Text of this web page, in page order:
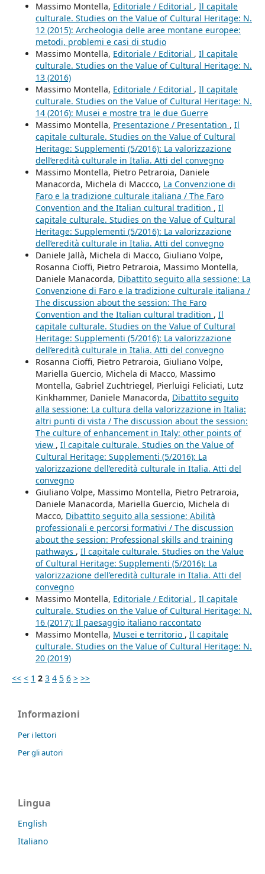
Massimo Montella, Editoriale / Editorial , Il capitale
culturale. Studies on the Value of Cultural Heritage: N.
12 (2015): Archeologia delle aree montane europee:
metodi, problemi e casi di studio
Massimo Montella, Editoriale / Editorial , Il capitale
culturale. Studies on the Value of Cultural Heritage: N.
13 (2016)
Massimo Montella, Editoriale / Editorial , Il capitale
culturale. Studies on the Value of Cultural Heritage: N.
14 (2016): Musei e mostre tra le due Guerre
Massimo Montella, Presentazione / Presentation , Il
capitale culturale. Studies on the Value of Cultural
Heritage: Supplementi (5/2016): La valorizzazione
dell’eredità culturale in Italia. Atti del convegno
Massimo Montella, Pietro Petraroia, Daniele
Manacorda, Michela di Maccco, La Convenzione di
Faro e la tradizione culturale italiana / The Faro
Convention and the Italian cultural tradition , Il
capitale culturale. Studies on the Value of Cultural
Heritage: Supplementi (5/2016): La valorizzazione
dell’eredità culturale in Italia. Atti del convegno
Daniele Jallà, Michela di Macco, Giuliano Volpe,
Rosanna Cioffi, Pietro Petraroia, Massimo Montella,
Daniele Manacorda, Dibattito seguito alla sessione: La
Convenzione di Faro e la tradizione culturale italiana /
The discussion about the session: The Faro
Convention and the Italian cultural tradition , Il
capitale culturale. Studies on the Value of Cultural
Heritage: Supplementi (5/2016): La valorizzazione
dell’eredità culturale in Italia. Atti del convegno
Rosanna Cioffi, Pietro Petraroia, Giuliano Volpe,
Mariella Guercio, Michela di Macco, Massimo
Montella, Gabriel Zuchtriegel, Pierluigi Feliciati, Lutz
Kinkhammer, Daniele Manacorda, Dibattito seguito
alla sessione: La cultura della valorizzazione in Italia:
altri punti di vista / The discussion about the session:
The culture of enhancement in Italy: other points of
view , Il capitale culturale. Studies on the Value of
Cultural Heritage: Supplementi (5/2016): La
valorizzazione dell’eredità culturale in Italia. Atti del
convegno
Giuliano Volpe, Massimo Montella, Pietro Petraroia,
Daniele Manacorda, Mariella Guercio, Michela di
Macco, Dibattito seguito alla sessione: Abilità
professionali e percorsi formativi / The discussion
about the session: Professional skills and training
pathways , Il capitale culturale. Studies on the Value
of Cultural Heritage: Supplementi (5/2016): La
valorizzazione dell’eredità culturale in Italia. Atti del
convegno
Massimo Montella, Editoriale / Editorial , Il capitale
culturale. Studies on the Value of Cultural Heritage: N.
16 (2017): Il paesaggio italiano raccontato
Massimo Montella, Musei e territorio , Il capitale
culturale. Studies on the Value of Cultural Heritage: N.
20 (2019)
<< < 1 2 3 4 5 6 > >>
Informazioni
Per i lettori
Per gli autori
Lingua
English
Italiano